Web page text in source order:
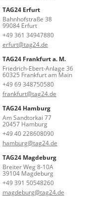
TAG24 Erfurt
Bahnhofstraße 38
99084 Erfurt
+49 361 34947880
erfurt@tag24.de
TAG24 Frankfurt a. M.
Friedrich-Ebert-Anlage 36
60325 Frankfurt am Main
+49 69 348750580
frankfurt@tag24.de
TAG24 Hamburg
Am Sandtorkai 77
20457 Hamburg
+49 40 228608090
hamburg@tag24.de
TAG24 Magdeburg
Breiter Weg 8-10A
39104 Magdeburg
+49 391 50548260
magdeburg@tag24.de